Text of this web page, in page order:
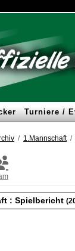
Turniere /
1.Mannschaft
: Spielbericht